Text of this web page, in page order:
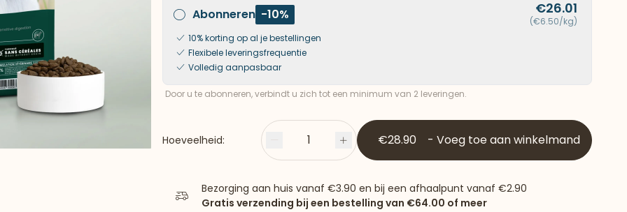
Abonneren -10% €26.01
(€6.50/kg)
10% korting op al je bestellingen
Flexibele leveringsfrequentie
Volledig aanpasbaar
Door u te abonneren, verbindt u zich tot een minimum van 2 leveringen.
Hoeveelheid: Minder1 Plus €28.90 - Voeg toe aan winkelmand
Bezorging aan huis vanaf €3.90 en bij een afhaalpunt vanaf €2.90
Gratis verzending bij een bestelling van €64.00 of meer